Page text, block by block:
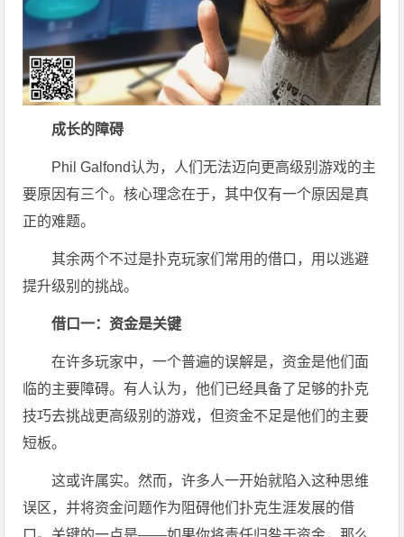
成长的障碍
Phil Galfond认为，人们无法迈向更高级别游戏的主
要原因有三个。核心理念在于，其中仅有一个原因是真
正的难题。
其余两个不过是扑克玩家们常用的借口，用以逃避
提升级别的挑战。
借口一：资金是关键
在许多玩家中，一个普遍的误解是，资金是他们面
临的主要障碍。有人认为，他们已经具备了足够的扑克
技巧去挑战更高级别的游戏，但资金不足是他们的主要
短板。
这或许属实。然而，许多人一开始就陷入这种思维
误区，并将资金问题作为阻碍他们扑克生涯发展的借